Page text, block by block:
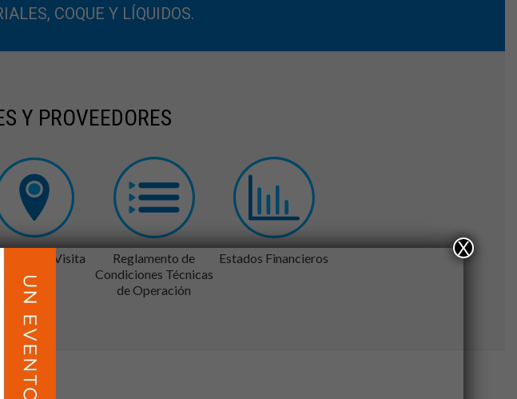
COQUE Y LÍQUIDOS.
Y PROVEEDORES
tu Visita
Reglamento de
Condiciones Técnicas
de Operación
Estados Financieros X